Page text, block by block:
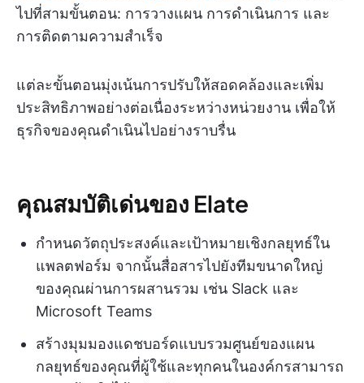
ไปที่สามขั้นตอน: การวางแผน การดำเนินการ และ
การติดตามความสำเร็จ
แต่ละขั้นตอนมุ่งเน้นการปรับให้สอดคล้องและเพิ่ม
ประสิทธิภาพอย่างต่อเนื่องระหว่างหน่วยงาน เพื่อให้
ธุรกิจของคุณดำเนินไปอย่างราบรื่น
คุณสมบัติเด่นของ Elate
กำหนดวัตถุประสงค์และเป้าหมายเชิงกลยุทธ์ใน
แพลตฟอร์ม จากนั้นสื่อสารไปยังทีมขนาดใหญ่
ของคุณผ่านการผสานรวม เช่น Slack และ
Microsoft Teams
สร้างมุมมองแดชบอร์ดแบบรวมศูนย์ของแผน
กลยุทธ์ของคุณที่ผู้ใช้และทุกคนในองค์กรสามารถ